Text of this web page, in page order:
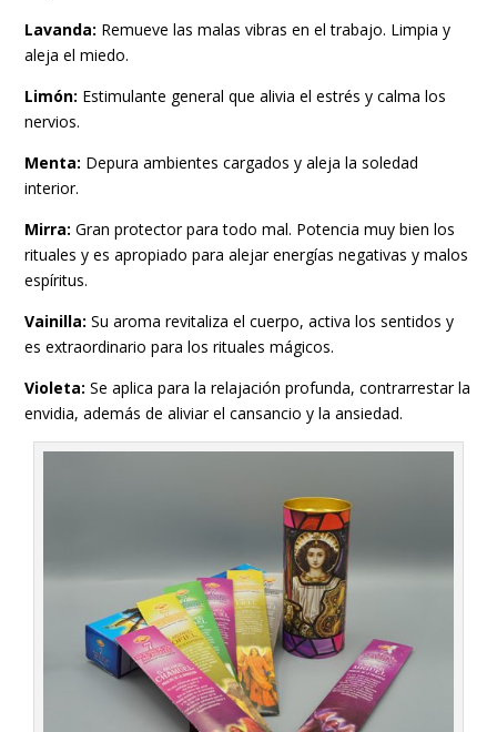
Lavanda: Remueve las malas vibras en el trabajo. Limpia y
aleja el miedo.
Limón: Estimulante general que alivia el estrés y calma los
nervios.
Menta: Depura ambientes cargados y aleja la soledad
interior.
Mirra: Gran protector para todo mal. Potencia muy bien los
rituales y es apropiado para alejar energías negativas y malos
espíritus.
Vainilla: Su aroma revitaliza el cuerpo, activa los sentidos y
es extraordinario para los rituales mágicos.
Violeta: Se aplica para la relajación profunda, contrarrestar la
envidia, además de aliviar el cansancio y la ansiedad.